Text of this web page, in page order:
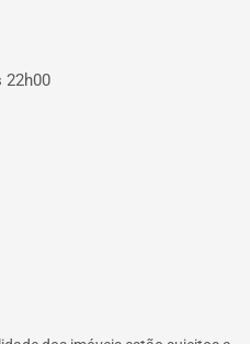
22h00